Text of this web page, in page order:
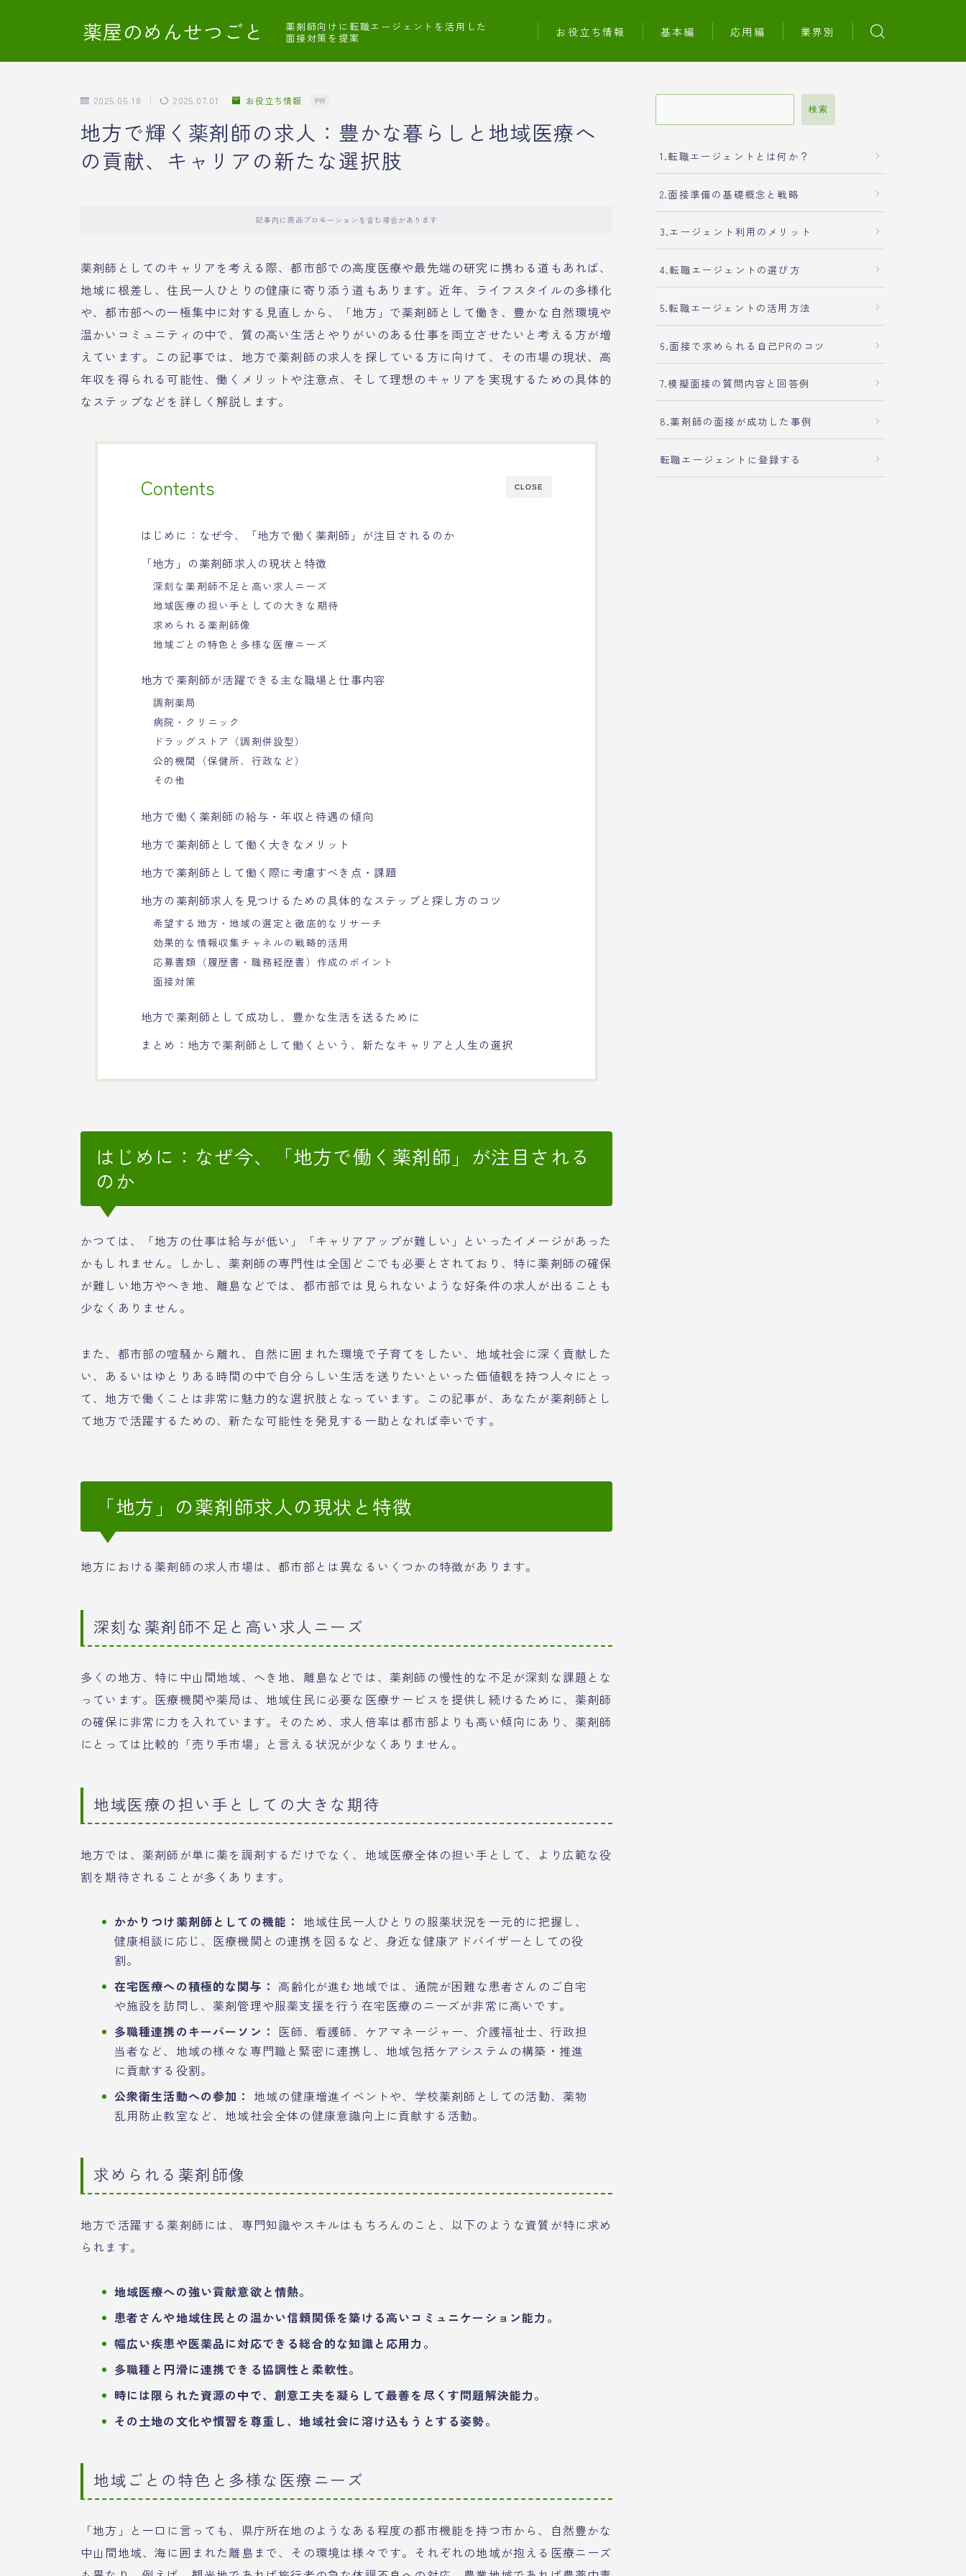
薬屋のめんせつごと
薬剤師向けに転職エージェントを活用した
面接対策を提案
お役立ち情報 基本編 応用編 業界別
2025.05.18 2025.07.01 お役立ち情報 PR
地方で輝く薬剤師の求人：豊かな暮らしと地域医療へ
の貢献、キャリアの新たな選択肢
記事内に商品プロモーションを含む場合があります
薬剤師としてのキャリアを考える際、都市部での高度医療や最先端の研究に携わる道もあれば、
地域に根差し、住民一人ひとりの健康に寄り添う道もあります。近年、ライフスタイルの多様化
や、都市部への一極集中に対する見直しから、「地方」で薬剤師として働き、豊かな自然環境や
温かいコミュニティの中で、質の高い生活とやりがいのある仕事を両立させたいと考える方が増
えています。この記事では、地方で薬剤師の求人を探している方に向けて、その市場の現状、高
年収を得られる可能性、働くメリットや注意点、そして理想のキャリアを実現するための具体的
なステップなどを詳しく解説します。
CLOSE
Contents
はじめに：なぜ今、「地方で働く薬剤師」が注目されるのか
「地方」の薬剤師求人の現状と特徴
深刻な薬剤師不足と高い求人ニーズ
地域医療の担い手としての大きな期待
求められる薬剤師像
地域ごとの特色と多様な医療ニーズ
地方で薬剤師が活躍できる主な職場と仕事内容
調剤薬局
病院・クリニック
ドラッグストア（調剤併設型）
公的機関（保健所、行政など）
その他
地方で働く薬剤師の給与・年収と待遇の傾向
地方で薬剤師として働く大きなメリット
地方で薬剤師として働く際に考慮すべき点・課題
地方の薬剤師求人を見つけるための具体的なステップと探し方のコツ
希望する地方・地域の選定と徹底的なリサーチ
効果的な情報収集チャネルの戦略的活用
応募書類（履歴書・職務経歴書）作成のポイント
面接対策
地方で薬剤師として成功し、豊かな生活を送るために
まとめ：地方で薬剤師として働くという、新たなキャリアと人生の選択
はじめに：なぜ今、「地方で働く薬剤師」が注目される
のか
かつては、「地方の仕事は給与が低い」「キャリアアップが難しい」といったイメージがあった
かもしれません。しかし、薬剤師の専門性は全国どこでも必要とされており、特に薬剤師の確保
が難しい地方やへき地、離島などでは、都市部では見られないような好条件の求人が出ることも
少なくありません。
また、都市部の喧騒から離れ、自然に囲まれた環境で子育てをしたい、地域社会に深く貢献した
い、あるいはゆとりある時間の中で自分らしい生活を送りたいといった価値観を持つ人々にとっ
て、地方で働くことは非常に魅力的な選択肢となっています。この記事が、あなたが薬剤師とし
て地方で活躍するための、新たな可能性を発見する一助となれば幸いです。
「地方」の薬剤師求人の現状と特徴
地方における薬剤師の求人市場は、都市部とは異なるいくつかの特徴があります。
深刻な薬剤師不足と高い求人ニーズ
多くの地方、特に中山間地域、へき地、離島などでは、薬剤師の慢性的な不足が深刻な課題とな
っています。医療機関や薬局は、地域住民に必要な医療サービスを提供し続けるために、薬剤師
の確保に非常に力を入れています。そのため、求人倍率は都市部よりも高い傾向にあり、薬剤師
にとっては比較的「売り手市場」と言える状況が少なくありません。
地域医療の担い手としての大きな期待
地方では、薬剤師が単に薬を調剤するだけでなく、地域医療全体の担い手として、より広範な役
割を期待されることが多くあります。
かかりつけ薬剤師としての機能： 地域住民一人ひとりの服薬状況を一元的に把握し、
健康相談に応じ、医療機関との連携を図るなど、身近な健康アドバイザーとしての役
割。
在宅医療への積極的な関与： 高齢化が進む地域では、通院が困難な患者さんのご自宅
や施設を訪問し、薬剤管理や服薬支援を行う在宅医療のニーズが非常に高いです。
多職種連携のキーパーソン： 医師、看護師、ケアマネージャー、介護福祉士、行政担
当者など、地域の様々な専門職と緊密に連携し、地域包括ケアシステムの構築・推進
に貢献する役割。
公衆衛生活動への参加： 地域の健康増進イベントや、学校薬剤師としての活動、薬物
乱用防止教室など、地域社会全体の健康意識向上に貢献する活動。
求められる薬剤師像
地方で活躍する薬剤師には、専門知識やスキルはもちろんのこと、以下のような資質が特に求め
られます。
地域医療への強い貢献意欲と情熱。
患者さんや地域住民との温かい信頼関係を築ける高いコミュニケーション能力。
幅広い疾患や医薬品に対応できる総合的な知識と応用力。
多職種と円滑に連携できる協調性と柔軟性。
時には限られた資源の中で、創意工夫を凝らして最善を尽くす問題解決能力。
その土地の文化や慣習を尊重し、地域社会に溶け込もうとする姿勢。
地域ごとの特色と多様な医療ニーズ
「地方」と一口に言っても、県庁所在地のようなある程度の都市機能を持つ市から、自然豊かな
中山間地域、海に囲まれた離島まで、その環境は様々です。それぞれの地域が抱える医療ニーズ
検索
1.転職エージェントとは何か？
2.面接準備の基礎概念と戦略
3.エージェント利用のメリット
4.転職エージェントの選び方
5.転職エージェントの活用方法
6.面接で求められる自己PRのコツ
7.模擬面接の質問内容と回答例
8.薬剤師の面接が成功した事例
転職エージェントに登録する